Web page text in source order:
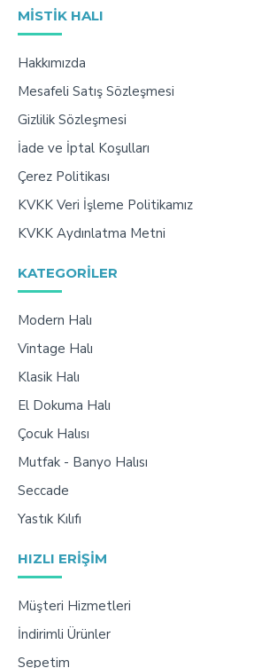
MISTIK HALI
Hakkımızda
Mesafeli Satış Sözleşmesi
Gizlilik Sözleşmesi
İade ve İptal Koşulları
Çerez Politikası
KVKK Veri İşleme Politikamız
KVKK Aydınlatma Metni
KATEGORILER
Modern Halı
Vintage Halı
Klasik Halı
El Dokuma Halı
Çocuk Halısı
Mutfak - Banyo Halısı
Seccade
Yastık Kılıfı
HIZLI ERIŞIM
Müşteri Hizmetleri
İndirimli Ürünler
Sepetim